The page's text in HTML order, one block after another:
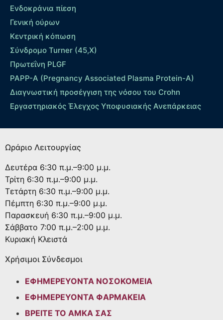
Ενδοκράνια πίεση
Γενική ούρων
Κεντρική κόπωση
Σύνδρομο Turner (45,X)
Πρωτεΐνη PLGF
PAPP-A (Pregnancy Associated Plasma Protein-A)
Διαγνωστική προσέγγιση της νόσου του Crohn
Εργαστηριακός Έλεγχος Υποφυσιακής Ανεπάρκειας
Ωράριο Λειτουργίας
Δευτέρα 6:30 π.μ.–9:00 μ.μ.
Τρίτη 6:30 π.μ.–9:00 μ.μ.
Τετάρτη 6:30 π.μ.–9:00 μ.μ.
Πέμπτη 6:30 π.μ.–9:00 μ.μ.
Παρασκευή 6:30 π.μ.–9:00 μ.μ.
Σάββατο 7:00 π.μ.–2:00 μ.μ.
Κυριακή Κλειστά
Χρήσιμοι Σύνδεσμοι
ΕΦΗΜΕΡΕΥΟΝΤΑ ΝΟΣΟΚΟΜΕΙΑ
ΕΦΗΜΕΡΕΥΟΝΤΑ ΦΑΡΜΑΚΕΙΑ
ΒΡΕΙΤΕ ΤΟ ΑΜΚΑ ΣΑΣ